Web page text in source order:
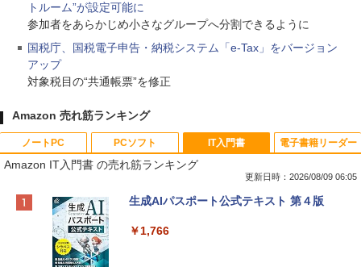
トルーム”が設定可能に
参加者をあらかじめ小さなグループへ分割できるように
国税庁、国税電子申告・納税システム「e-Tax」をバージョン
アップ
対象税目の“共通帳票”を修正
Amazon 売れ筋ランキング
ノートPC
Apple 2026 MacBook Neo A18 Proチッ
e Intelligenceのために設計、Liquid Ret
PCソフト
Robloxギフトカード - 800 Robux 【限
インゲームコード】 ロブロックス | オン
IT入門書
Amazon IT入門書 の売れ筋ランキング
更新日時：2026/08/09 06:05
生成AIパスポート公式テキスト 第４版
￥1,766
電子書籍リーダー